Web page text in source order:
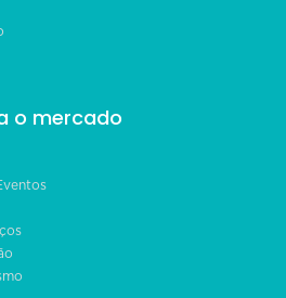
o mercado